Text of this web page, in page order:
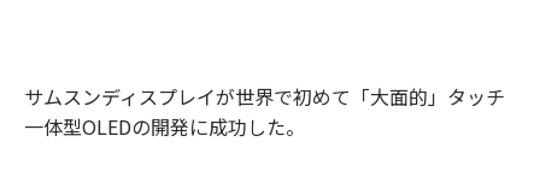
サムスンディスプレイが世界で初めて「大面的」タッチ
一体型OLEDの開発に成功した。